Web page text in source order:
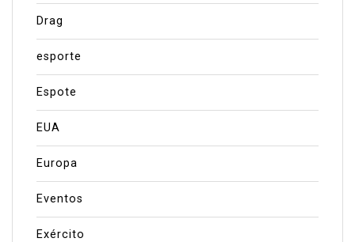
Drag
esporte
Espote
EUA
Europa
Eventos
Exército